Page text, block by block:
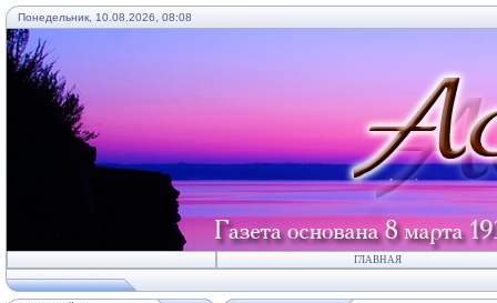
Понедельник, 10.08.2026, 08:08
ГЛАВНАЯ